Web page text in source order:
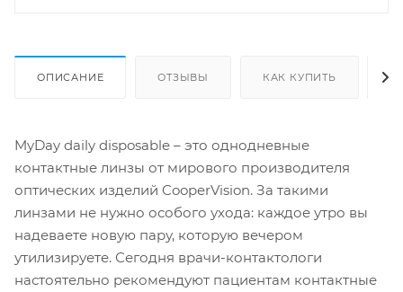
ОПИСАНИЕ ОТЗЫВЫ КАК КУПИТЬ
MyDay daily disposable – это однодневные
контактные линзы от мирового производителя
оптических изделий CooperVision. За такими
линзами не нужно особого ухода: каждое утро вы
надеваете новую пару, которую вечером
утилизируете. Сегодня врачи-контактологи
настоятельно рекомендуют пациентам контактные